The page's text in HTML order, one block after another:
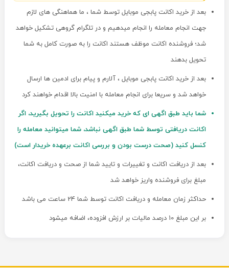
بعد از خرید اکانت پابجی موبایل توسط شما ، ما هماهنگی های لازم
جهت انجام معامله را انجام میدهیم و در تلگرام گروهی تشکیل خواهد
شد؛ فروشنده اکانت موظف هستند اکانت را به صورت کامل به شما
تحویل بدهند
بعد از خرید اکانت پابجی موبایل ، آلارم و پیام برای ادمین ها ارسال
خواهد شد و سریعا برای انجام معامله با امنیت بالا اقدام خواهند کرد
شما باید طبق اگهی ای که خرید میکنید اکانت را تحویل بگیرید، اگر
اکانت دریافتی توسط شما طبق اگهی نباشد، شما میتوانید معامله را
کنسل کنید (صحت درست بودن و بررسی اکانت برعهده خریدار است)
بعد از دریافت اکانت و تغییرات و تایید شما از صحت و دریافت اکانت،
مبلغ برای فروشنده واریز خواهد شد
حداکثر زمان معامله و دریافت اکانت توسط شما 24 ساعت می باشد
بر این مبلغ 10 درصد مالیات بر ارزش افزوده، اضافه میشود